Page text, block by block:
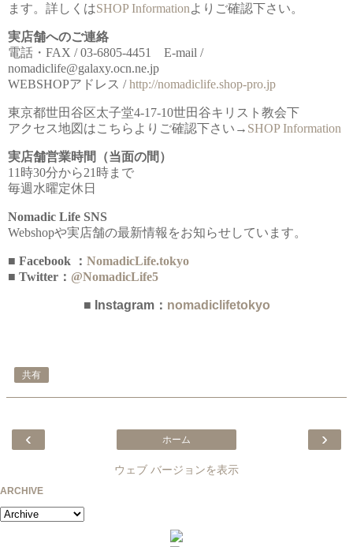
ます。詳しくはSHOP Informationよりご確認下さい。
実店舗へのご連絡
電話・FAX / 03-6805-4451 E-mail /
nomadiclife@galaxy.ocn.ne.jp
WEBSHOPアドレス /http://nomadiclife.shop-pro.jp
東京都世田谷区太子堂4-17-10世田谷キリスト教会下
アクセス地図はこちらよりご確認下さい→ SHOP Information
実店舗営業時間（当面の間）
11時30分から21時まで
毎週水曜定休日
Nomadic Life SNS
Webshopや実店舗の最新情報をお知らせしています。
■ Facebook ： NomadicLife.tokyo
■ Twitter： @NomadicLife5
■ Instagram： nomadiclifetokyo
共有
‹ ›
ホーム
ウェブ バージョンを表示
ARCHIVE